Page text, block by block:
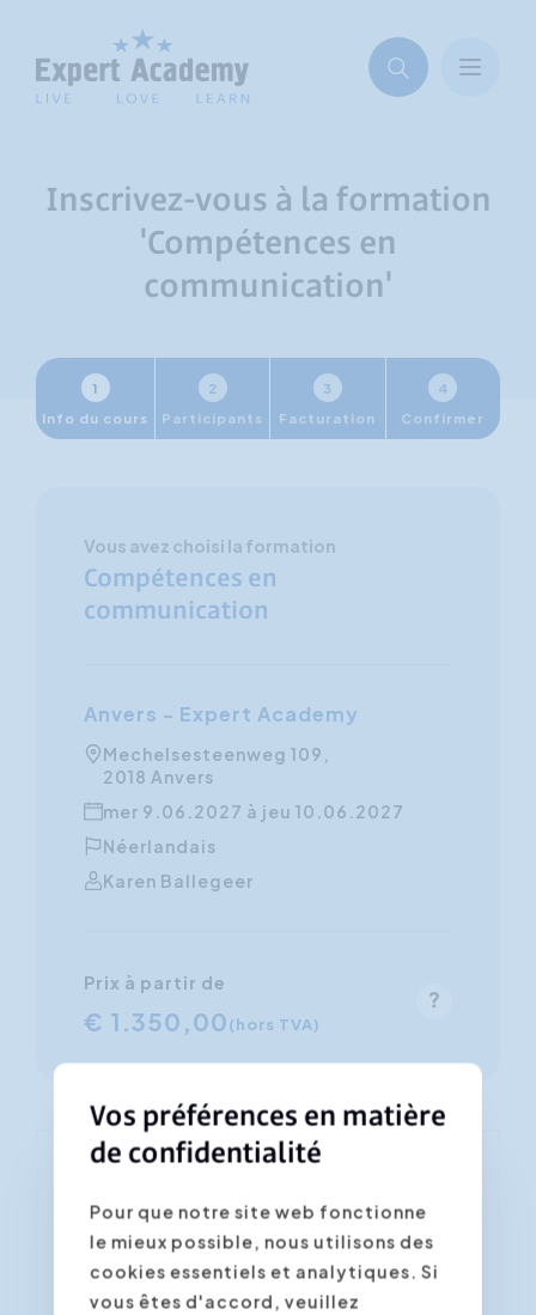
Inscrivez-vous à la formation
'Compétences en
communication'
1
Info du cours
2
Participants
3
Facturation
4
Confirmer
Vous avez choisi la formation
Compétences en
communication
Anvers - Expert Academy
Mechelsesteenweg 109,
2018 Anvers
mer 9.06.2027 à jeu 10.06.2027
Néerlandais
Karen Ballegeer
Prix à partir de
€ 1.350,00(hors TVA)
formation "Compétences en
communication"
Les champs marqués d'un astérisque *
Vos préférences en matière
de confidentialité
Pour que notre site web fonctionne
le mieux possible, nous utilisons des
cookies essentiels et analytiques. Si
vous êtes d'accord, veuillez